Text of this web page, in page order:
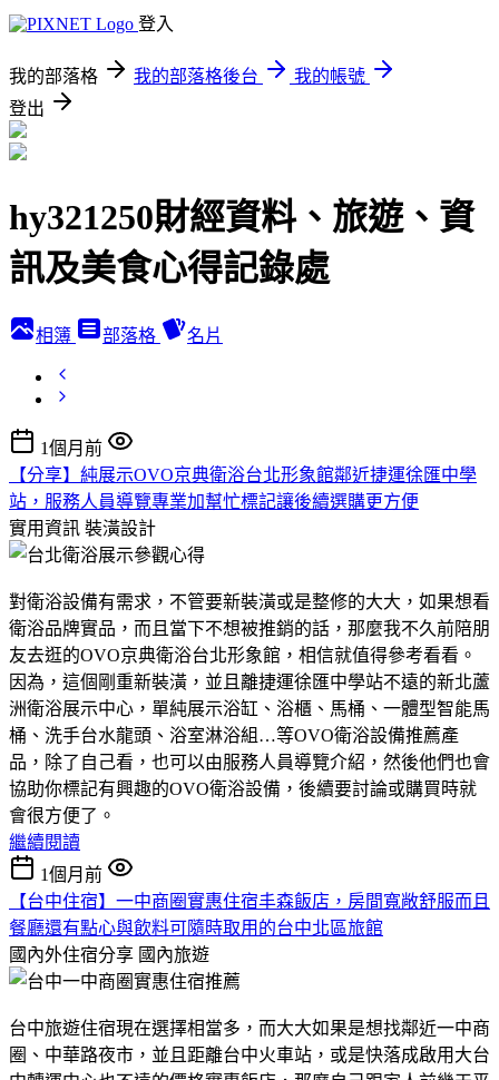
登入
我的部落格 我的部落格後台
我的帳號
登出
hy321250財經資料、旅遊、資
訊及美食心得記錄處
相簿 部落格 名片
1個月前
【分享】純展示OVO京典衛浴台北形象館鄰近捷運徐匯中學
站，服務人員導覽專業加幫忙標記讓後續選購更方便
實用資訊 裝潢設計
對衛浴設備有需求，不管要新裝潢或是整修的大大，如果想看
衛浴品牌實品，而且當下不想被推銷的話，那麼我不久前陪朋
友去逛的OVO京典衛浴台北形象館，相信就值得參考看看。
因為，這個剛重新裝潢，並且離捷運徐匯中學站不遠的新北蘆
洲衛浴展示中心，單純展示浴缸、浴櫃、馬桶、一體型智能馬
桶、洗手台水龍頭、浴室淋浴組…等OVO衛浴設備推薦產
品，除了自己看，也可以由服務人員導覽介紹，然後他們也會
協助你標記有興趣的OVO衛浴設備，後續要討論或購買時就
會很方便了。
繼續閱讀
1個月前
【台中住宿】一中商圈實惠住宿丰森飯店，房間寬敞舒服而且
餐廳還有點心與飲料可隨時取用的台中北區旅館
國內外住宿分享 國內旅遊
台中旅遊住宿現在選擇相當多，而大大如果是想找鄰近一中商
圈、中華路夜市，並且距離台中火車站，或是快落成啟用大台